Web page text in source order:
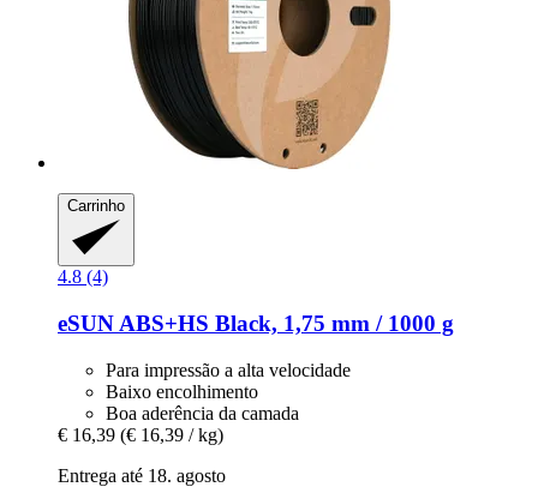
Carrinho
4.8 (4)
eSUN ABS+HS Black, 1,75 mm / 1000 g
Para impressão a alta velocidade
Baixo encolhimento
Boa aderência da camada
€ 16,39 (€ 16,39 / kg)
Entrega até 18. agosto